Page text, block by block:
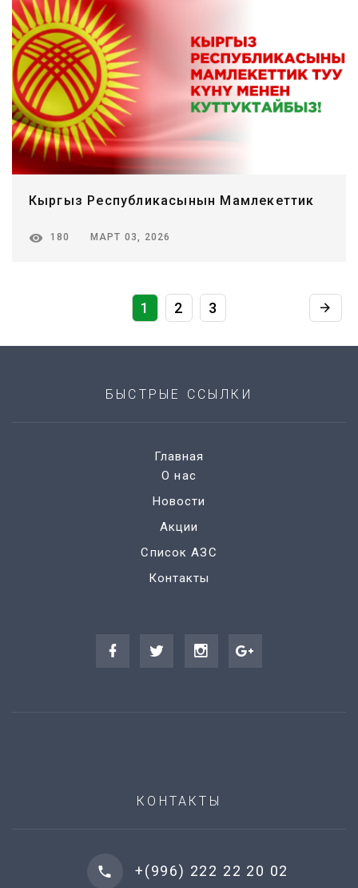
Кыргыз Республикасынын Мамлекеттик
180 МАРТ 03, 2026
1 2 3
БЫСТРЫЕ ССЫЛКИ
Главная
О нас
Новости
Акции
Список АЗС
Контакты
КОНТАКТЫ
+(996) 222 22 20 02